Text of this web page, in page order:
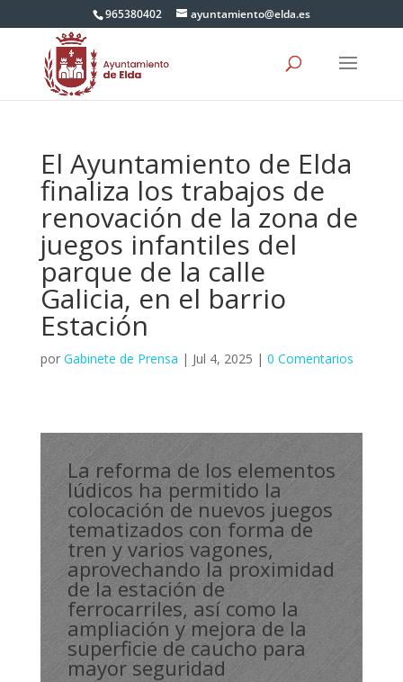
965380402 ayuntamiento@elda.es
El Ayuntamiento de Elda
finaliza los trabajos de
renovación de la zona de
juegos infantiles del
parque de la calle
Galicia, en el barrio
Estación
por Gabinete de Prensa | Jul 4, 2025 | 0 Comentarios
La reforma de los elementos
lúdicos ha permitido la
colocación de nuevos juegos
tematizados con forma de
tren y varios vagones,
aprovechando la proximidad
de la estación de
ferrocarriles, así como la
ampliación y mejora de la
superficie de caucho para
mayor seguridad